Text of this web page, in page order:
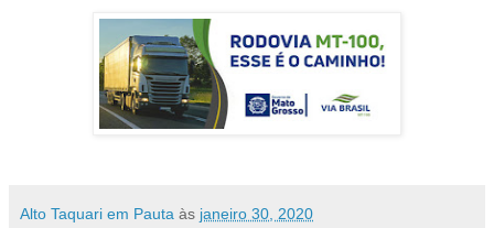
Alto Taquari em Pauta às janeiro 30, 2020